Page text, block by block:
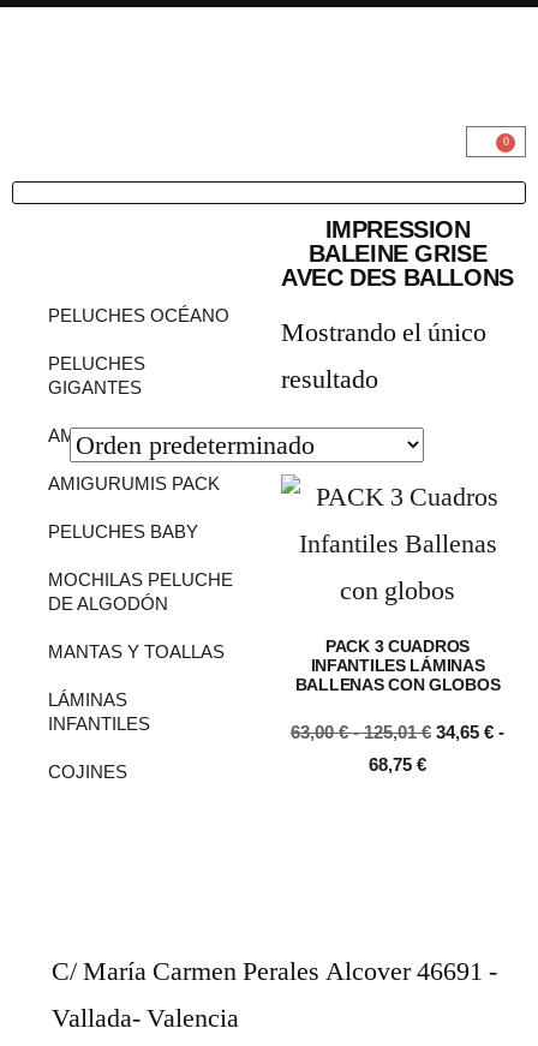
0
PELUCHES OCÉANO
PELUCHES
GIGANTES
AMIGURUMIS MIDI
AMIGURUMIS PACK
PELUCHES BABY
MOCHILAS PELUCHE
DE ALGODÓN
MANTAS Y TOALLAS
LÁMINAS
INFANTILES
COJINES
IMPRESSION
BALEINE GRISE
AVEC DES BALLONS
Mostrando el único
resultado
PACK 3 CUADROS
INFANTILES LÁMINAS
BALLENAS CON GLOBOS
63,00€ - 125,01€ 34,65 € -
68,75 €
C/ María Carmen Perales Alcover 46691 -
Vallada- Valencia